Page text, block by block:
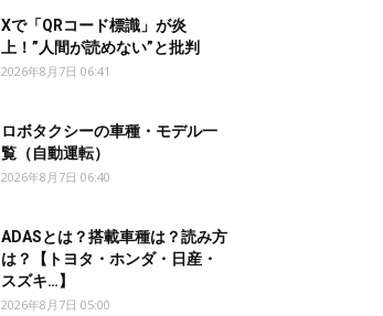
Xで「QRコード標識」が炎
上！”人間が読めない”と批判
2026年8月7日 06:41
ロボタクシーの車種・モデル一
覧（自動運転）
2026年8月7日 06:40
ADASとは？搭載車種は？読み方
は？【トヨタ・ホンダ・日産・
スズキ…】
2026年8月7日 05:00